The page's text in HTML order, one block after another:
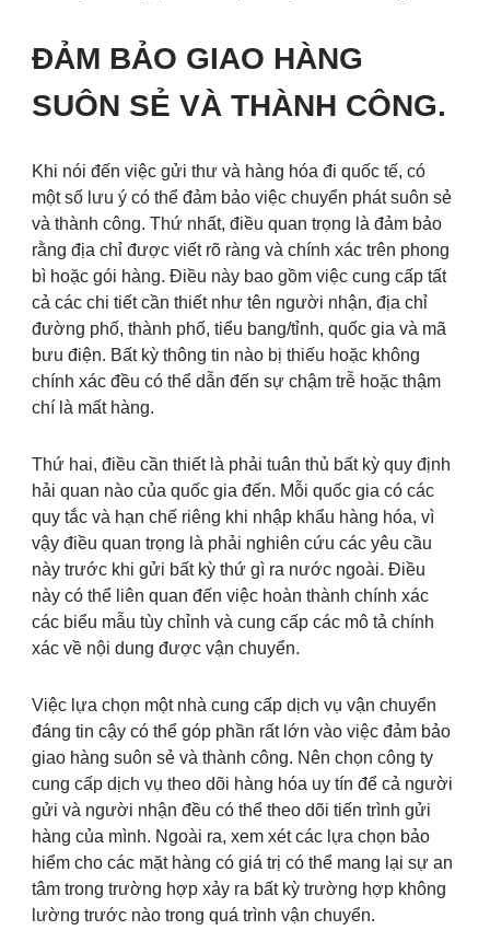
ĐẢM BẢO GIAO HÀNG
SUÔN SẺ VÀ THÀNH CÔNG.
Khi nói đến việc gửi thư và hàng hóa đi quốc tế, có
một số lưu ý có thể đảm bảo việc chuyển phát suôn sẻ
và thành công. Thứ nhất, điều quan trọng là đảm bảo
rằng địa chỉ được viết rõ ràng và chính xác trên phong
bì hoặc gói hàng. Điều này bao gồm việc cung cấp tất
cả các chi tiết cần thiết như tên người nhận, địa chỉ
đường phố, thành phố, tiểu bang/tỉnh, quốc gia và mã
bưu điện. Bất kỳ thông tin nào bị thiếu hoặc không
chính xác đều có thể dẫn đến sự chậm trễ hoặc thậm
chí là mất hàng.
Thứ hai, điều cần thiết là phải tuân thủ bất kỳ quy định
hải quan nào của quốc gia đến. Mỗi quốc gia có các
quy tắc và hạn chế riêng khi nhập khẩu hàng hóa, vì
vậy điều quan trọng là phải nghiên cứu các yêu cầu
này trước khi gửi bất kỳ thứ gì ra nước ngoài. Điều
này có thể liên quan đến việc hoàn thành chính xác
các biểu mẫu tùy chỉnh và cung cấp các mô tả chính
xác về nội dung được vận chuyển.
Việc lựa chọn một nhà cung cấp dịch vụ vận chuyển
đáng tin cậy có thể góp phần rất lớn vào việc đảm bảo
giao hàng suôn sẻ và thành công. Nên chọn công ty
cung cấp dịch vụ theo dõi hàng hóa uy tín để cả người
gửi và người nhận đều có thể theo dõi tiến trình gửi
hàng của mình. Ngoài ra, xem xét các lựa chọn bảo
hiểm cho các mặt hàng có giá trị có thể mang lại sự an
tâm trong trường hợp xảy ra bất kỳ trường hợp không
lường trước nào trong quá trình vận chuyển.